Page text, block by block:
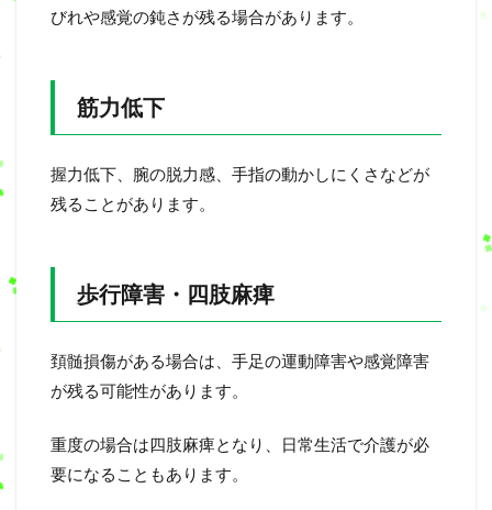
びれや感覚の鈍さが残る場合があります。
筋力低下
握力低下、腕の脱力感、手指の動かしにくさなどが
残ることがあります。
歩行障害・四肢麻痺
頚髄損傷がある場合は、手足の運動障害や感覚障害
が残る可能性があります。
重度の場合は四肢麻痺となり、日常生活で介護が必
要になることもあります。